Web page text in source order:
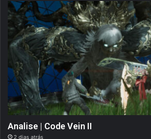
Analise | Code Vein II
2 dias atrás